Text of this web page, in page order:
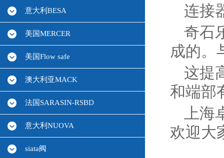
意大利BESA
美国MERCER
美国Flow safe
澳大利亚MACK
法国SARASIN-RSBD
意大利NUOVA
siata阀
连接
奇石
成的。
这提
和端部
上海
欢迎大